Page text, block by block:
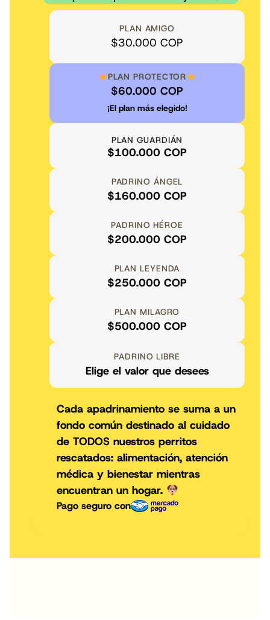
PLAN AMIGO
$30.000 COP
PLAN PROTECTOR
$60.000 COP
¡El plan más elegido!
PLAN GUARDIÁN
$100.000 COP
PADRINO ÁNGEL
$160.000 COP
PADRINO HÉROE
$200.000 COP
PLAN LEYENDA
$250.000 COP
PLAN MILAGRO
$500.000 COP
PADRINO LIBRE
Elige el valor que desees
Cada apadrinamiento se suma a un
fondo común destinado al cuidado
de TODOS nuestros perritos
rescatados: alimentación, atención
médica y bienestar mientras
encuentran un hogar.
Pago seguro con